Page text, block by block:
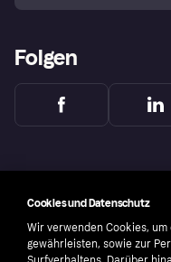
Folgen
Cookies und Datenschutz
Wir verwenden Cookies,
gewährleisten, sowie zur